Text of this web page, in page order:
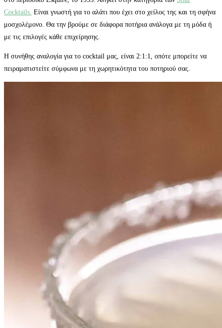
Cocktails. Είναι γνωστή για το αλάτι που έχει στο χείλος της και τη σφήνα
μοσχολέμονο. Θα την βρούμε σε διάφορα ποτήρια ανάλογα με τη μόδα ή
με τις επιλογές κάθε επιχείρησης.
Η συνήθης αναλογία για το cocktail μας, είναι 2:1:1, οπότε μπορείτε να
πειραματιστείτε σύμφωνα με τη χωρητικότητα του ποτηριού σας.